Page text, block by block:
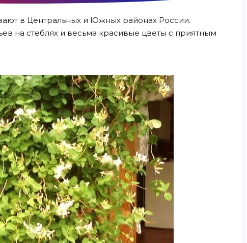
в Центральных и Южных районах России.
на стеблях и весьма красивые цветы с приятным